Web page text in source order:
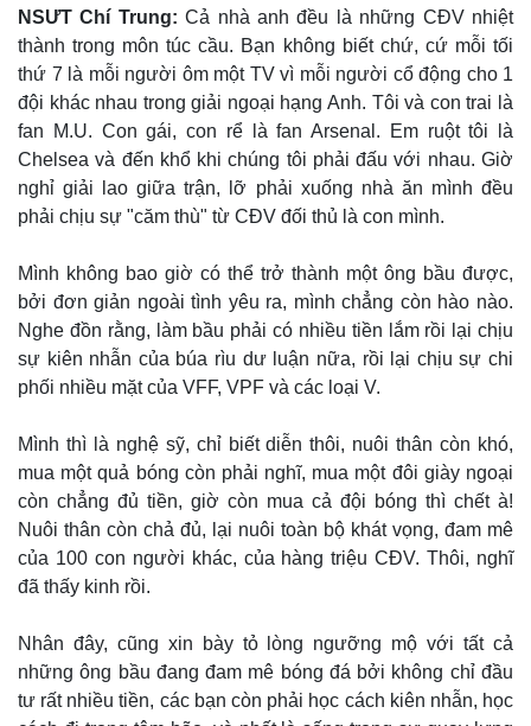
NSƯT Chí Trung:Cả nhà anh đều là những CĐV nhiệt
thành trong môn túc cầu. Bạn không biết chứ, cứ mỗi tối
thứ 7 là mỗi người ôm một TV vì mỗi người cổ động cho 1
đội khác nhau trong giải ngoại hạng Anh. Tôi và con trai là
fan M.U. Con gái, con rể là fan Arsenal. Em ruột tôi là
Chelsea và đến khổ khi chúng tôi phải đấu với nhau. Giờ
nghỉ giải lao giữa trận, lỡ phải xuống nhà ăn mình đều
phải chịu sự "căm thù" từ CĐV đối thủ là con mình.
Mình không bao giờ có thể trở thành một ông bầu được,
bởi đơn giản ngoài tình yêu ra, mình chẳng còn hào nào.
Nghe đồn rằng, làm bầu phải có nhiều tiền lắm rồi lại chịu
sự kiên nhẫn của búa rìu dư luận nữa, rồi lại chịu sự chi
phối nhiều mặt của VFF, VPF và các loại V.
Mình thì là nghệ sỹ, chỉ biết diễn thôi, nuôi thân còn khó,
mua một quả bóng còn phải nghĩ, mua một đôi giày ngoại
còn chẳng đủ tiền, giờ còn mua cả đội bóng thì chết à!
Nuôi thân còn chả đủ, lại nuôi toàn bộ khát vọng, đam mê
của 100 con người khác, của hàng triệu CĐV. Thôi, nghĩ
đã thấy kinh rồi.
Nhân đây, cũng xin bày tỏ lòng ngưỡng mộ với tất cả
những ông bầu đang đam mê bóng đá bởi không chỉ đầu
tư rất nhiều tiền, các bạn còn phải học cách kiên nhẫn, học